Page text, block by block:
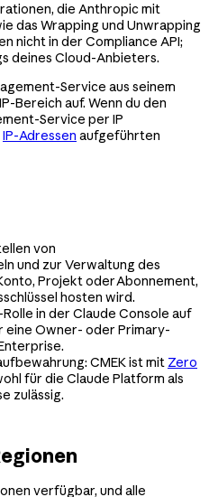
die Anthropic mit
das Wrapping und Unwrapping
nicht in der Compliance API;
deines Cloud-Anbieters.
Service aus seinem
Bereich auf. Wenn du den
Service per IP
IP-Adressen aufgeführten
von
und zur Verwaltung des
Projekt oder Abonnement,
hosten wird.
in der Claude Console auf
eine Owner- oder Primary-
CMEK ist mit Zero
für die Claude Platform als
zulässig.
verfügbar, und alle